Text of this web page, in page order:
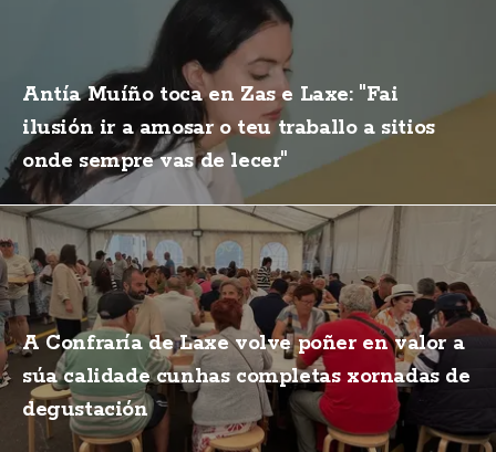
Antía Muíño toca en Zas e Laxe: "Fai
ilusión ir a amosar o teu traballo a sitios
onde sempre vas de lecer"
A Confraría de Laxe volve poñer en valor a
súa calidade cunhas completas xornadas de
degustación